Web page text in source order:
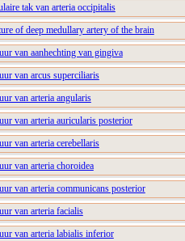
tak van arteria occipitalis
of deep medullary artery of the brain
van aanhechting van gingiva
van arcus superciliaris
van arteria angularis
van arteria auricularis posterior
van arteria cerebellaris
van arteria choroidea
van arteria communicans posterior
van arteria facialis
van arteria labialis inferior